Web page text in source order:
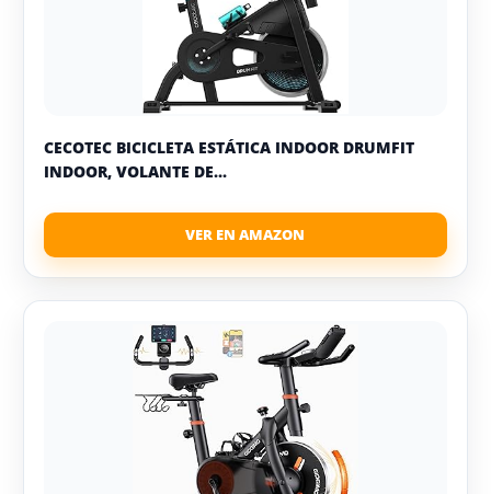
CECOTEC BICICLETA ESTÁTICA INDOOR DRUMFIT
INDOOR, VOLANTE DE...